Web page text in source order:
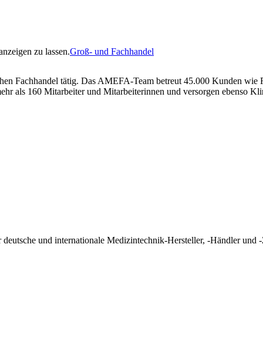
zu lassen.Groß- und Fachhandel
Fachhandel tätig. Das AMEFA-Team betreut 45.000 Kunden wie
als 160 Mitarbeiter und Mitarbeiterinnen und versorgen ebenso
und internationale Medizintechnik-Hersteller, -Händler